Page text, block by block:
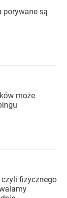
porywane są
może
fizycznego